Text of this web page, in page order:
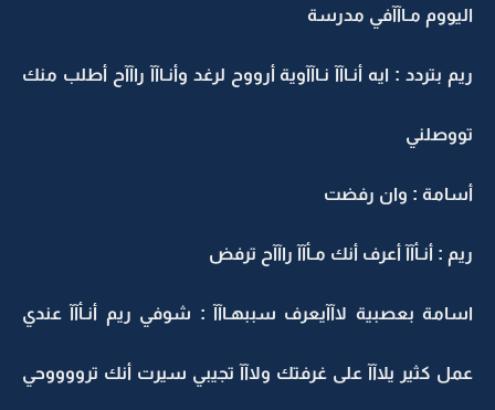
اليووم مـاآآفي مدرسة
ريم بتردد : ايه أنـاآآ نـاآآوية أرووح لرغد وأنـاآآ راآآح أطلب منك
تووصلني
أسامة : وان رفضت
ريم : أنـأآآ أعرف أنك مـأآآ راآآح ترفض
اسامة بعصبية لاآآيعرف سببهـاآآ : شوفي ريم أنـأآآ عندي
عمل كثير يلاآآ على غرفتك ولاآآ تجيبي سيرت أنك ترووووحي